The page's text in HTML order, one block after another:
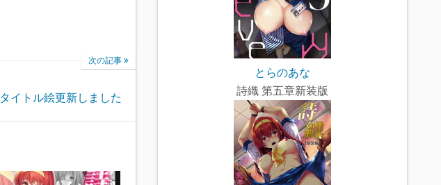
次の記事
タイトル絵更新しました
とらのあな
詩織 第五章新装版